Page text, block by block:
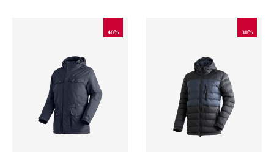
40% 30%